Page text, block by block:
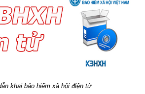
khai bảo hiểm xã hội điện tử